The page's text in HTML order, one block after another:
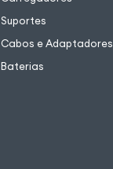
Suportes
Cabos e Adaptadores
Baterias